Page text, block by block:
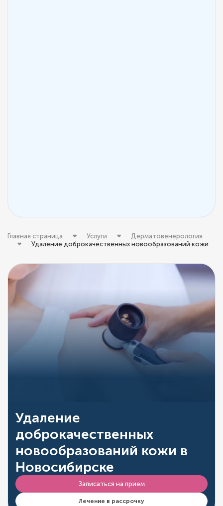
Главная страница Услуги
Дерматовенерология
Удаление доброкачественных новообразований кожи
Удаление
доброкачественных
новообразований кожи в
Новосибирске
Записаться на прием
Лечение в рассрочку